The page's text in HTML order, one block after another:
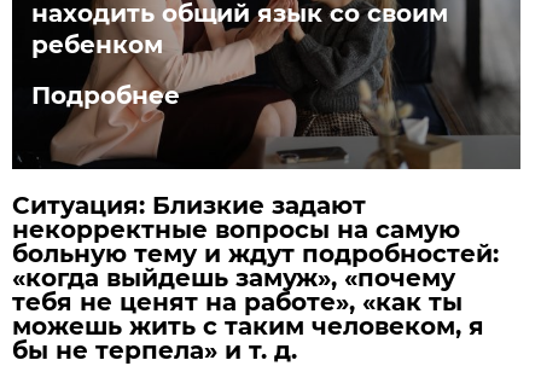
находить общий язык со своим
ребенком
Подробнее
Ситуация: Близкие задают
некорректные вопросы на самую
больную тему и ждут подробностей:
«когда выйдешь замуж», «почему
тебя не ценят на работе», «как ты
можешь жить с таким человеком, я
бы не терпела» и т. д.